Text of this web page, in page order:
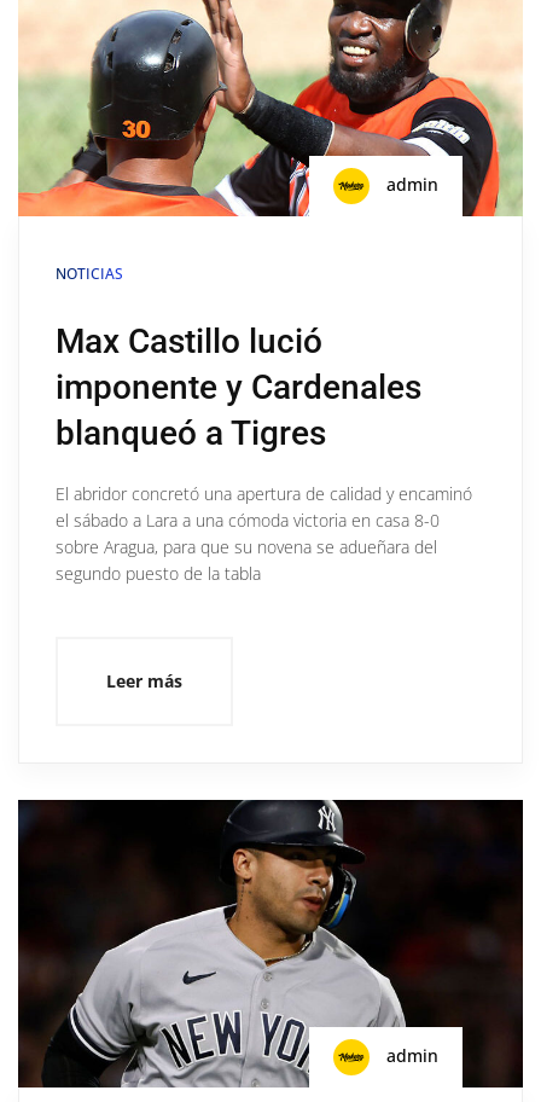
admin
NOTICIAS
Max Castillo lució
imponente y Cardenales
blanqueó a Tigres
El abridor concretó una apertura de calidad y encaminó
el sábado a Lara a una cómoda victoria en casa 8-0
sobre Aragua, para que su novena se adueñara del
segundo puesto de la tabla
Leer más
admin